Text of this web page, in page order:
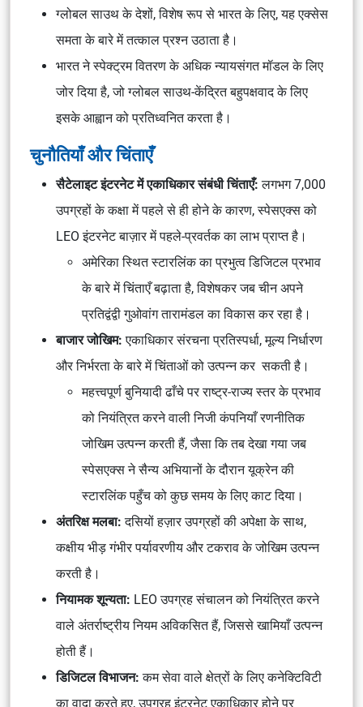
ग्लोबल साउथ के देशों, विशेष रूप से भारत के लिए, यह एक्सेस
समता के बारे में तत्काल प्रश्न उठाता है।
भारत ने स्पेक्ट्रम वितरण के अधिक न्यायसंगत मॉडल के लिए
जोर दिया है, जो ग्लोबल साउथ-केंद्रित बहुपक्षवाद के लिए
इसके आह्वान को प्रतिध्वनित करता है।
चुनौतियाँ और चिंताएँ
सैटेलाइट इंटरनेट में एकाधिकार संबंधी चिंताएँ:लगभग 7,000
उपग्रहों के कक्षा में पहले से ही होने के कारण, स्पेसएक्स को
LEO इंटरनेट बाज़ार में पहले-प्रवर्तक का लाभ प्राप्त है।
अमेरिका स्थित स्टारलिंक का प्रभुत्व डिजिटल प्रभाव
के बारे में चिंताएँ बढ़ाता है, विशेषकर जब चीन अपने
प्रतिद्वंद्वी गुओवांग तारामंडल का विकास कर रहा है।
बाजार जोखिम:एकाधिकार संरचना प्रतिस्पर्धा, मूल्य निर्धारण
और निर्भरता के बारे में चिंताओं को उत्पन्न कर सकती है।
महत्त्वपूर्ण बुनियादी ढाँचे पर राष्ट्र-राज्य स्तर के प्रभाव
को नियंत्रित करने वाली निजी कंपनियाँ रणनीतिक
जोखिम उत्पन्न करती हैं, जैसा कि तब देखा गया जब
स्पेसएक्स ने सैन्य अभियानों के दौरान यूक्रेन की
स्टारलिंक पहुँच को कुछ समय के लिए काट दिया।
अंतरिक्ष मलबा:दसियों हज़ार उपग्रहों की अपेक्षा के साथ,
कक्षीय भीड़ गंभीर पर्यावरणीय और टकराव के जोखिम उत्पन्न
करती है।
नियामक शून्यता: LEO उपग्रह संचालन को नियंत्रित करने
वाले अंतर्राष्ट्रीय नियम अविकसित हैं, जिससे खामियाँ उत्पन्न
होती हैं।
डिजिटल विभाजन:कम सेवा वाले क्षेत्रों के लिए कनेक्टिविटी
का वादा करते हुए, उपग्रह इंटरनेट एकाधिकार होने पर